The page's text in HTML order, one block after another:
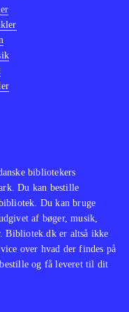
bibliotekers
Du kan bestille
Du kan bruge
af bøger, musik,
Bibliotek.dk er altså ikke
over hvad der findes på
og få leveret til dit